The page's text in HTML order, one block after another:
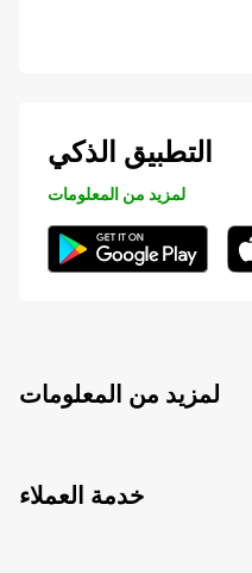
التطبيق الذكي
لمزيد من المعلومات
لمزيد من المعلومات
خدمة العملاء